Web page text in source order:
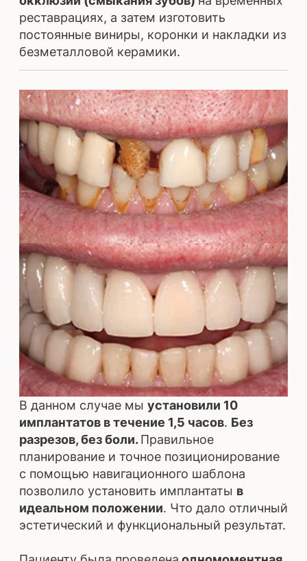
Исаева Н.Д.
Стоматолог-
терапевт
Фадеева С.О.
Хирург-
имплантолог,
стоматолог-ортопед
Жменько А.А.
Детский ортодонт,
стоматолог-
ортодонт
Дронин Е.Ф.
Xирург-
имплантолог, врач-
стоматолог, ортопе
Лазуренко С.В.
Стоматолог-
терапевт,
пародонтолог,
хирург-
имплантолог
Солод С.П.
Хирург-
имплантолог,
стоматолог-ортопед
Сидорович А.Н.
имплантолог
Пелих Д.С.
Хирург-